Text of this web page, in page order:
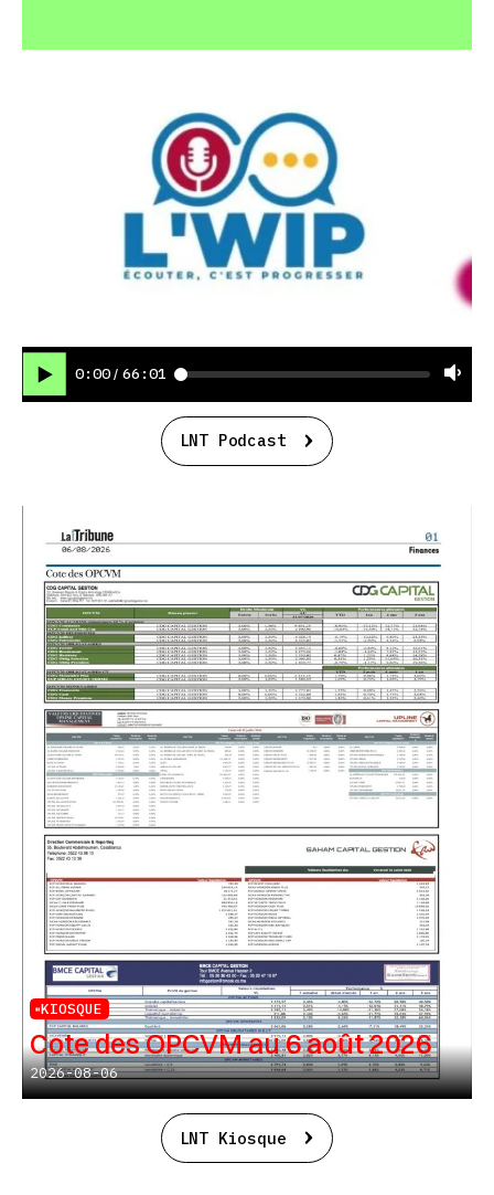
0:00 / 66:01
LNT Podcast
KIOSQUE
Cote des OPCVM au 6 août 2026
2026-08-06
LNT Kiosque